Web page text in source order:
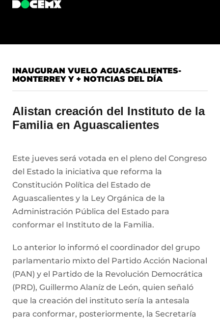
INAUGURAN VUELO AGUASCALIENTES-
MONTERREY Y + NOTICIAS DEL DÍA
Alistan creación del Instituto de la
Familia en Aguascalientes
Este jueves será votada en el pleno del Congreso
del Estado la iniciativa que reforma la
Constitución Política del Estado de
Aguascalientes y la Ley Orgánica de la
Administración Pública del Estado para
conformar el Instituto de la Familia.
Lo anterior lo informó el coordinador del grupo
parlamentario mixto del Partido Acción Nacional
(PAN) y el Partido de la Revolución Democrática
(PRD), Guillermo Alaníz de León, quien señaló
que la creación del instituto sería la antesala
para conformar, posteriormente, la Secretaría